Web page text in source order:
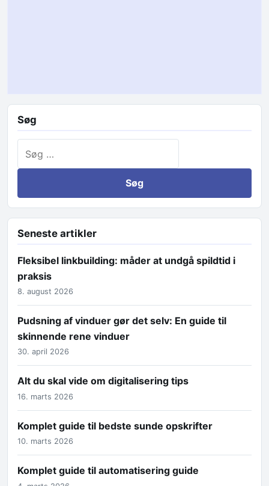
Søg
Seneste artikler
Fleksibel linkbuilding: måder at undgå spildtid i
praksis
8. august 2026
Pudsning af vinduer gør det selv: En guide til
skinnende rene vinduer
30. april 2026
Alt du skal vide om digitalisering tips
16. marts 2026
Komplet guide til bedste sunde opskrifter
10. marts 2026
Komplet guide til automatisering guide